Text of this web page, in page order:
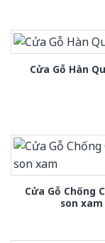
Cửa Gỗ Hàn
Cửa Gỗ Chống
son xam